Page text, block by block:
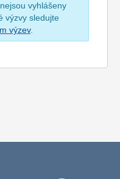
vyhlášeny
výzvy sledujte
výzev.